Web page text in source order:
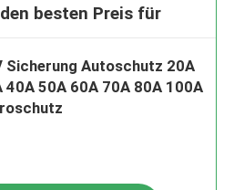
besten Preis für
Sicherung Autoschutz 20A
40A 50A 60A 70A 80A 100A